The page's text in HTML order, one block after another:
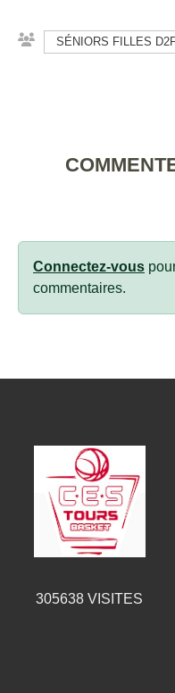
SÉNIORS FILLES
Connectez-vous
commentaires.
305638 VISITES